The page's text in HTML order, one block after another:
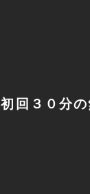
初回３０分